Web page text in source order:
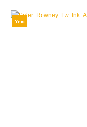
Yeni